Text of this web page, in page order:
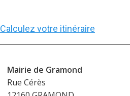
Calculez votre itinéraire
Mairie de Gramond
Rue Cérès